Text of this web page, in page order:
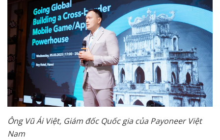
Ông Vũ Ái Việt, Giám đốc Quốc gia của Payoneer Việt
Nam